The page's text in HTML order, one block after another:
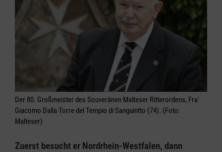
Der 80. Großmeister des Souveränen Malteser Ritterordens, Fra'
Giacomo Dalla Torre del Tempio di Sanguintto (74). (Foto:
Malteser)
Zuerst besucht er Nordrhein-Westfalen, dann